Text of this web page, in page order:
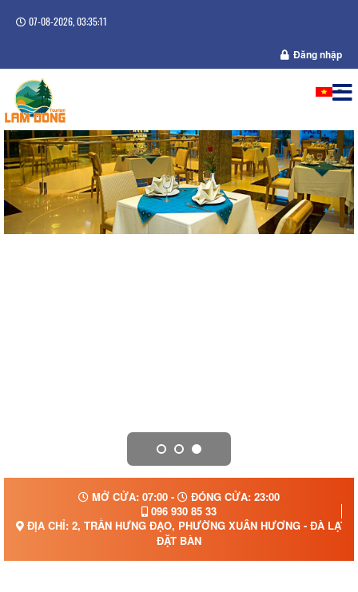
07-08-2026, 03:35:11
Đăng nhập
MỞ CỬA: 07:00 -
ĐÓNG CỬA: 23:00
096 930 85 33
ĐỊA CHỈ: 2, TRẦN HƯNG ĐẠO, PHƯỜNG XUÂN HƯƠNG - ĐÀ LẠT,
ĐẶT BÀN